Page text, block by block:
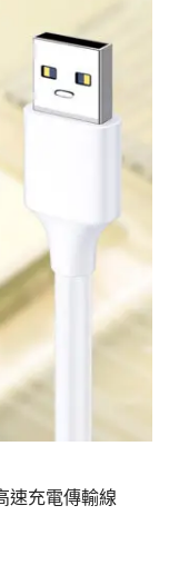
速充電傳輸線